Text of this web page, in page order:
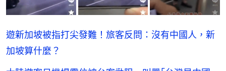
遊新加坡被指打尖發難！旅客反問：沒有中國人，新
加坡算什麼？